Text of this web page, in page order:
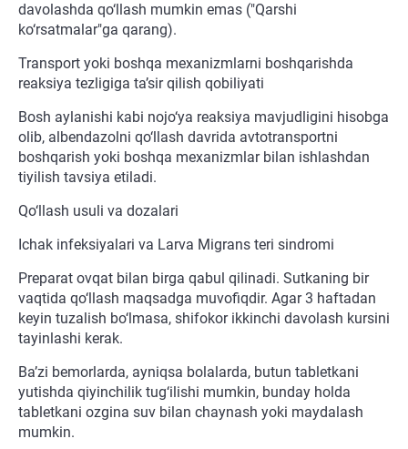
davolashda qo‘llash mumkin emas ("Qarshi
ko‘rsatmalar"ga qarang).
Transport yoki boshqa mexanizmlarni boshqarishda
reaksiya tezligiga ta’sir qilish qobiliyati
Bosh aylanishi kabi nojo‘ya reaksiya mavjudligini hisobga
olib, albendazolni qo‘llash davrida avtotransportni
boshqarish yoki boshqa mexanizmlar bilan ishlashdan
tiyilish tavsiya etiladi.
Qo‘llash usuli va dozalari
Ichak infeksiyalari va Larva Migrans teri sindromi
Preparat ovqat bilan birga qabul qilinadi. Sutkaning bir
vaqtida qo‘llash maqsadga muvofiqdir. Agar 3 haftadan
keyin tuzalish bo‘lmasa, shifokor ikkinchi davolash kursini
tayinlashi kerak.
Ba’zi bemorlarda, ayniqsa bolalarda, butun tabletkani
yutishda qiyinchilik tug‘ilishi mumkin, bunday holda
tabletkani ozgina suv bilan chaynash yoki maydalash
mumkin.